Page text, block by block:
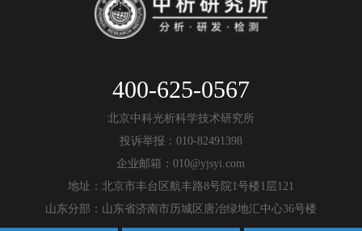
400-625-0567
北京中科光析科学技术研究所
投诉举报：010-82491398
企业邮箱：010@yjsyi.com
地址：北京市丰台区航丰路8号院1号楼1层121
山东分部：山东省济南市历城区唐冶绿地汇中心36号楼